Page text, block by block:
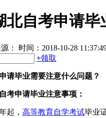
北自考申请
：
时间：2018-10-28
+领取
请毕业需要注意什么问题？
考申请毕业注意事项：
起， 高等教育自学考试毕业